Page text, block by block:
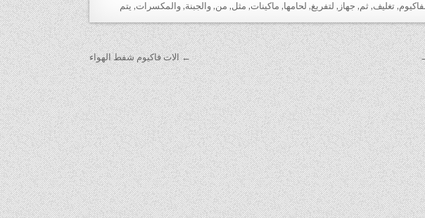
, تغليف, ثم, جهاز , لتفريغ, لحامها, ماكينات, مثل, من, والجبنة, والمكسرات, يتم
← الات فاكيوم شفط الهواء